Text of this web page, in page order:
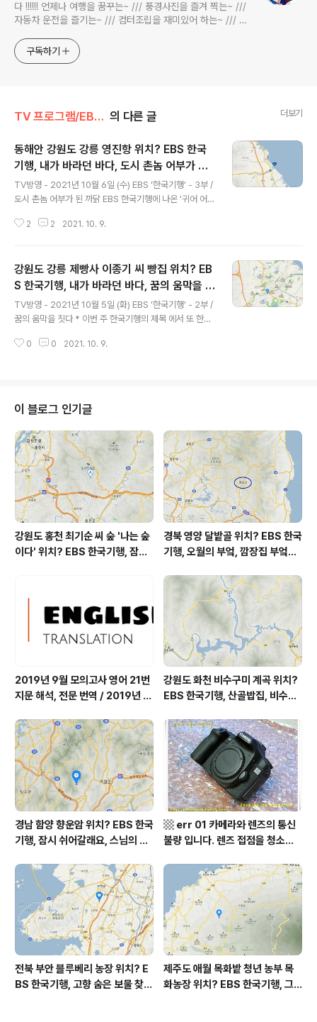
다 !!!!!! 언제나 여행을 꿈꾸는~ /// 풍경사진을 즐겨 찍는~ ///
자동차 운전을 즐기는~ /// 컴터조립을 재미있어 하는~ /// 고
식하는 미드가 있는~ /// 사회적 이슈에 발언하는~ 不老巨
구독하기
TV 프로그램/EBS 한국기행 의 다른 글 더보기
동해안 강원도 강릉 영진항 위치? EBS 한국
기행, 내가 바라던 바다, 도시 촌놈 어부가 된
까닭, '귀어 어부 3개월차' 이용철 최승순 씨
강릉시 연곡면 영진항 어디? / 강원도 강릉시
가볼 만한 곳
TV방영 - 2021년 10월 6일 (수) EBS '한국기행' - 3부 /
도시 촌놈 어부가 된 까닭 EBS 한국기행에 나온 '귀어 어부
것을 내다파는 곳은 동해안 강원도 영진항이죠. 영진항은
항에서 조금 남쪽에 있습니다. 강릉 영진항 주소 : 강원 강
릉시 연곡면 영진리 * 블로그 내 한국기행 관련 작성글 보
기 = befreepark.tistory.com/EBS 한국기행 * 이번주
한국기행 방송분 관련 작성한 글 § 경남 통영시 비진도 안
..
2 2 2021. 10. 9.
강원도 강릉 제빵사 이종기 씨 빵집 위치? EB
S 한국기행, 내가 바라던 바다, 꿈의 움막을 짓
다, 강릉시 내곡동 '빵장수야곱' 이종기 씨 자
연주의 제빵 천연 발효 빵 '빵짓는농부' 빵집
어디?
TV방영 - 2021년 10월 5일 (화) EBS '한국기행' - 2부 /
꿈의 움막을 짓다 * 이번 주 한국기행의 제목 에서 또 한번
sea that I have wanted 의 의미 외에 This is what I
내곡동(서울 서초구 내곡동 아님!)에서 빵집을 운영 중입니
다. 빵집의 상호는 '빵짓는농부'라고 합니다. 강릉 '빵짓는
농부' 빵집 주소 : 강원도 강릉시 강변로 116 1층 (지번..
0 0 2021. 10. 9.
이 블로그 인기글
강원도 홍천 최기순 씨 숲 '나는 숲
이다' 위치? EBS 한국기행, 잠시
강원도 홍천군 가볼 만한 곳, (구)
까르돈, kbs 인간극장
경북 영양 달밭골 위치? EBS 한국
기행, 오월의 부엌, 깜장집 부엌은
어디? / 경상북도 영양군 가볼 만
한 곳, 영양읍 상원리. KBS 인간극
장 임분노미 할머니
2019년 9월 모의고사 영어 21번
지문 해석, 전문 번역 / 2019년 9
역, 평가원 2019년 고3 9월 영어
영역 외국어영역 전문 해석, Engli
sh to Korean translation
강원도 화천 비수구미 계곡 위치?
EBS 한국기행, 산골밥집, 비수구
부 화천군 비수구미 낙타민박 어
디? / 강원도 화천군 가볼 만한 곳
비수구미 마을, 파로호
경남 함양 향운암 위치? EBS 한국
기행, 잠시 쉬어갈래요, 스님의 어
상남도 함양군 가볼 만한 곳, 용추
계곡 향운암 명천스님, 덕유산 황
석산 거망산 기백산
▩ err 01 카메라와 렌즈의 통신
불량 입니다. 렌즈 접점을 청소하
전북 부안 블루베리 농장 위치? E
BS 한국기행, 고향 숨은 보물 찾
제주도 애월 목화밭 청년 농부 목
화농장 위치? EBS 한국기행, 그